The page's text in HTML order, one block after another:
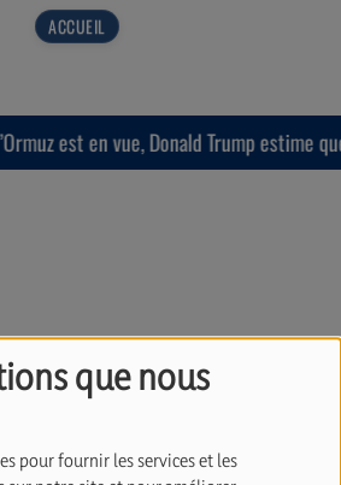
que nous
pour fournir les services et les
est en vue, Donald Trump estime